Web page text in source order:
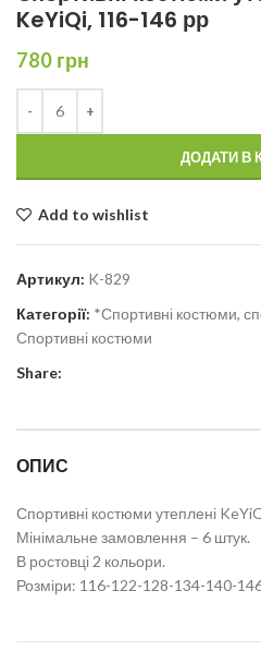
KeYiQi, 116-146 рр
780 грн
ДОДАТИ В
Add to wishlist
Артикул: K-829
Категорії: *Спортивні костюми,
Спортивні костюми
Share:
ОПИС
Спортивні костюми утеплені
Мінімальне замовлення – 6 штук.
В ростовці 2 кольори.
Розміри: 116-122-128-134-140-